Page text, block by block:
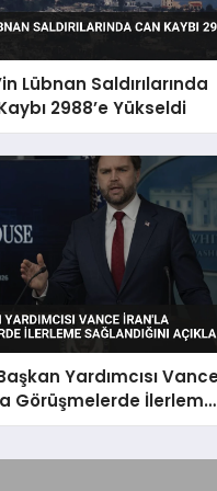
Lübnan Saldırılarında
2988’e Yükseldi
Yardımcısı
Görüşmelerde İlerleme
Açıkladı